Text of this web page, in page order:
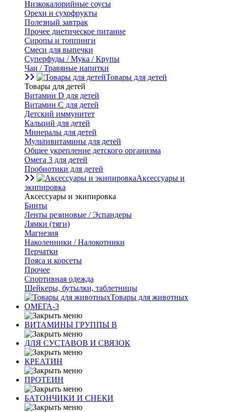
Низкокалорийные соусы
Орехи и сухофрукты
Полезный завтрак
Прочее диетическое питание
Сиропы и топпинги
Смеси для выпечки
Суперфуды / Мука / Крупы
Чаи / Травяные напитки
Товары для детей
Товары для детей
Витамин D для детей
Витамин С для детей
Детский иммунитет
Кальций для детей
Минералы для детей
Мультивитамины для детей
Общее укрепление детского организма
Омега 3 для детей
Пробиотики для детей
Аксессуары и
экипировка
Аксессуары и экипировка
Бинты
Ленты резиновые / Эспандеры
Лямки (тяги)
Магнезия
Наколенники / Налокотники
Перчатки
Пояса и корсеты
Прочее
Спортивная одежда
Шейкеры, бутылки, таблетницы
Товары для животных
ОМЕГА-3
ВИТАМИНЫ ГРУППЫ В
ДЛЯ СУСТАВОВ И СВЯЗОК
КРЕАТИН
ПРОТЕИН
БАТОНЧИКИ И СНЕКИ